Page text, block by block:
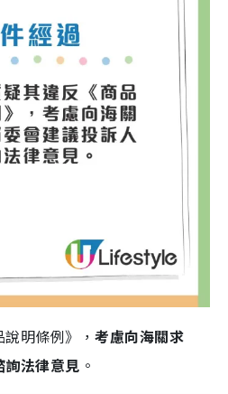
說明條例》，考慮向海關求
法律意見 。